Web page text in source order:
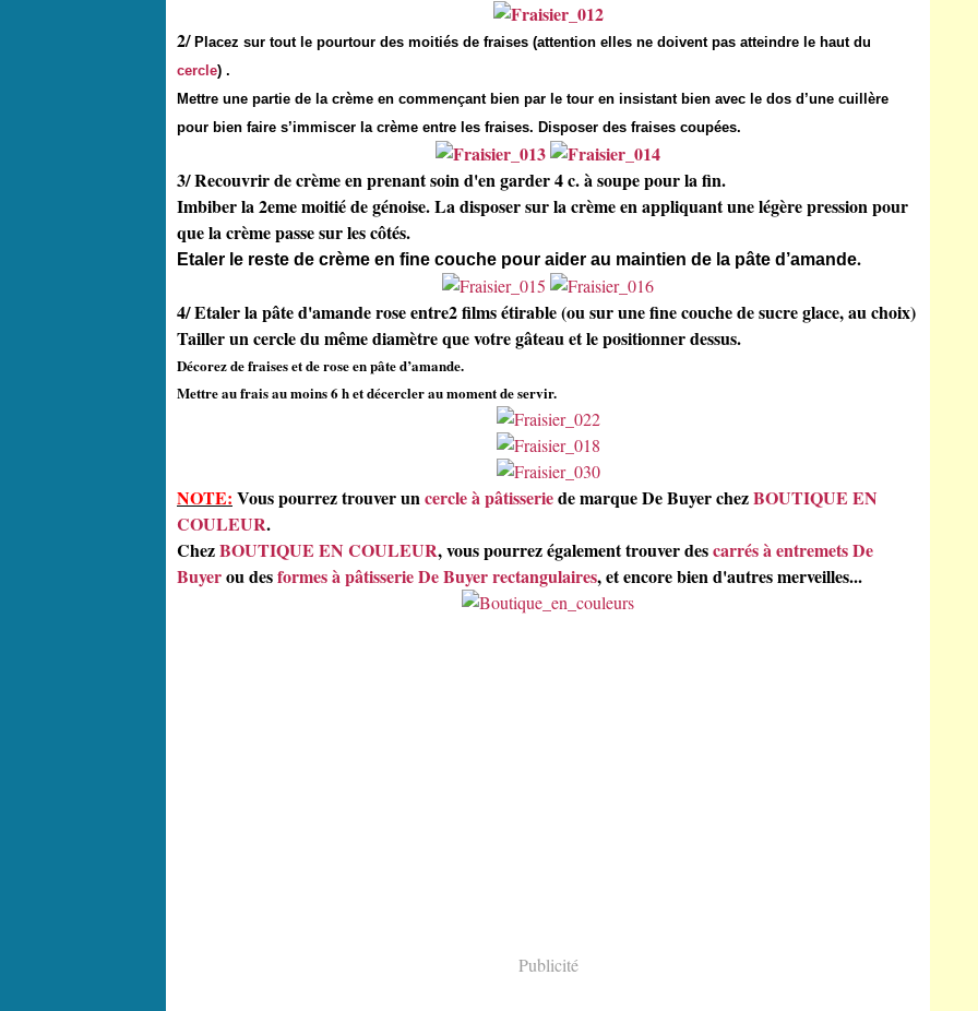
2/ Placez sur tout le pourtour des moitiés de fraises (attention elles ne doivent pas atteindre le haut du
cercle) .
Mettre une partie de la crème en commençant bien par le tour en insistant bien avec le dos d’une cuillère
pour bien faire s’immiscer la crème entre les fraises. Disposer des fraises coupées.
3/ Recouvrir de crème en prenant soin d'en garder 4 c. à soupe pour la fin.
Imbiber la 2eme moitié de génoise. La disposer sur la crème en appliquant une légère pression pour
que la crème passe sur les côtés.
Etaler le reste de crème en fine couche pour aider au maintien de la pâte d’amande.
4/ Etaler la pâte d'amande rose entre2 films étirable (ou sur une fine couche de sucre glace, au choix)
Tailler un cercle du même diamètre que votre gâteau et le positionner dessus.
Décorez de fraises et de rose en pâte d’amande.
Mettre au frais au moins 6 h et décercler au moment de servir.
NOTE: Vous pourrez trouver uncercle à pâtisseriede marque De Buyer chezBOUTIQUE EN
COULEUR.
ChezBOUTIQUE EN COULEUR, vous pourrez également trouver descarrés à entremets De
Buyerou desformes à pâtisserie De Buyer rectangulaires, et encore bien d'autres merveilles...
Publicité